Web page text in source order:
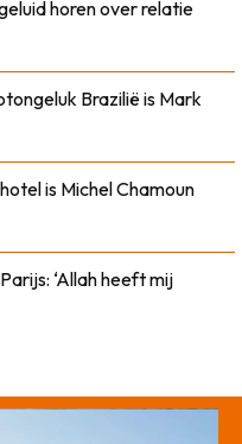
horen over relatie
Brazilië is Mark
is Michel Chamoun
‘Allah heeft mij